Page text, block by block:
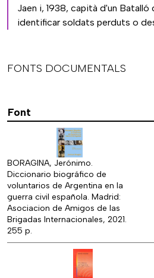
Jaen i, 1938, capità d'un
identificar soldats perduts o
FONTS DOCUMENTALS
Font
BORAGINA, Jerónimo.
Diccionario biográfico de
voluntarios de Argentina en la
guerra civil española. Madrid:
Asociacion de Amigos de las
Brigadas Internacionales, 2021.
255 p.